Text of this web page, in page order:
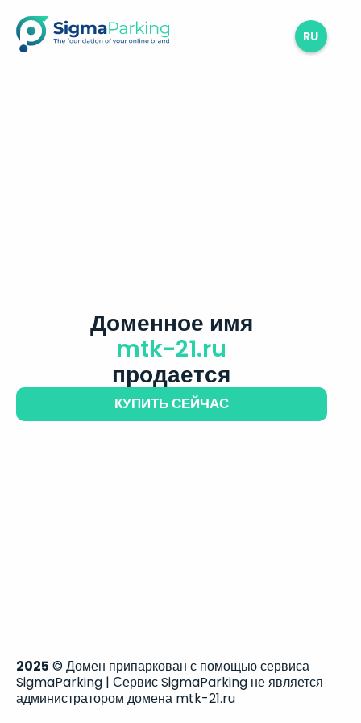
RU
Доменное имя
mtk-21.ru
продается
КУПИТЬ СЕЙЧАС
2025 © Домен припаркован с помощью сервиса
SigmaParking | Сервис SigmaParking не является
администратором домена mtk-21.ru